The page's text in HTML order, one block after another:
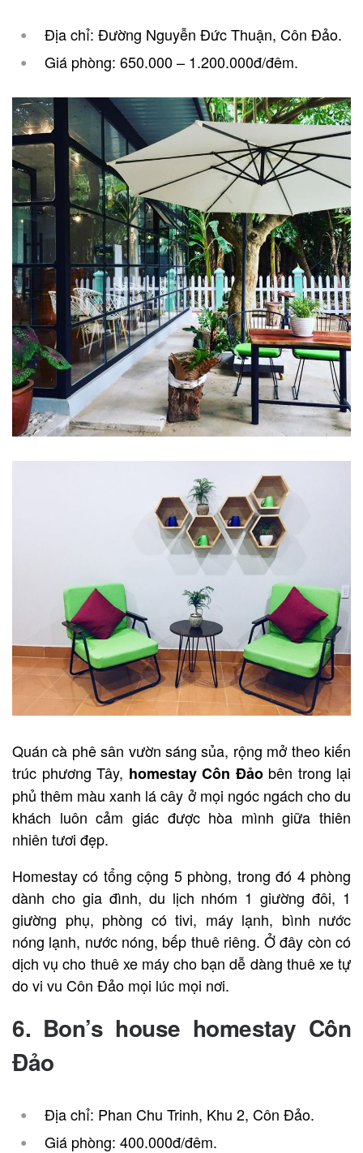
Địa chỉ: Đường Nguyễn Đức Thuận, Côn Đảo.
Giá phòng: 650.000 – 1.200.000đ/đêm.
Quán cà phê sân vườn sáng sủa, rộng mở theo kiến
trúc phương Tây, homestay Côn Đảobên trong lại
phủ thêm màu xanh lá cây ở mọi ngóc ngách cho du
khách luôn cảm giác được hòa mình giữa thiên
nhiên tươi đẹp.
Homestay có tổng cộng 5 phòng, trong đó 4 phòng
dành cho gia đình, du lịch nhóm 1 giường đôi, 1
giường phụ, phòng có tivi, máy lạnh, bình nước
nóng lạnh, nước nóng, bếp thuê riêng. Ở đây còn có
dịch vụ cho thuê xe máy cho bạn dễ dàng thuê xe tự
do vi vu Côn Đảo mọi lúc mọi nơi.
6. Bon’s house homestay Côn
Đảo
Địa chỉ: Phan Chu Trinh, Khu 2, Côn Đảo.
Giá phòng: 400.000đ/đêm.